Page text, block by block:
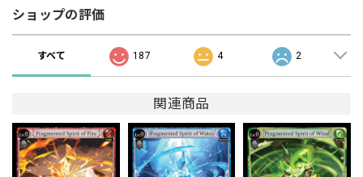
ショップの評価
すべて 187 4 2
関連商品